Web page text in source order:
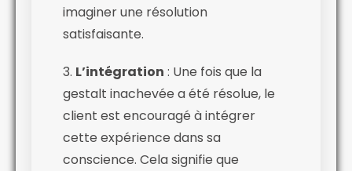
imaginer une résolution
satisfaisante.
3. L’intégration : Une fois que la
gestalt inachevée a été résolue, le
client est encouragé à intégrer
cette expérience dans sa
conscience. Cela signifie que